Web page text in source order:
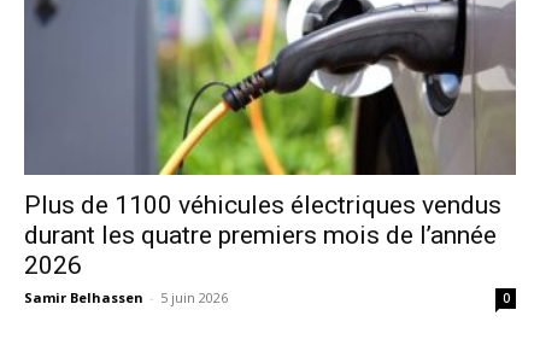
Plus de 1100 véhicules électriques vendus
durant les quatre premiers mois de l’année
2026
Samir Belhassen - 5 juin 2026 0